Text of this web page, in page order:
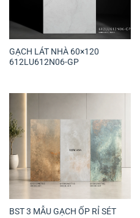
GẠCH LÁT NHÀ 60×120
612LU612N06-GP
BST 3 MẪU GẠCH ỐP RỈ SÉT